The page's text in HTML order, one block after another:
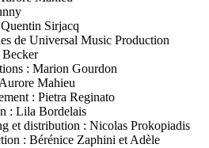
Sirjacq
de Universal Music Production
Becker
: Marion Gourdon
Mahieu
: Pietra Reginato
: Lila Bordelais
et distribution : Nicolas Prokopiadis
: Bérénice Zaphini et Adèle